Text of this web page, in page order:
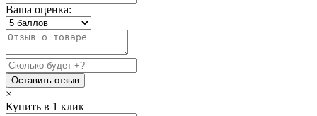
Ваша оценка:
Оставить отзыв
×
Купить в 1 клик